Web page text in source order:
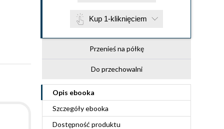
Kup 1-kliknięciem
Przenieś na półkę
Do przechowalni
Opis ebooka
Szczegółyebooka
Dostępność produktu